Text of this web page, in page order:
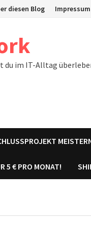
diesen Blog Impressum
du im IT-Alltag
5 € PRO MONAT!